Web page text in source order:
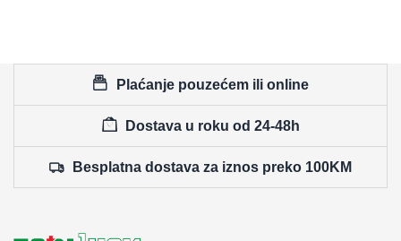
Plaćanje pouzećem ili online
Dostava u roku od 24-48h
Besplatna dostava za iznos preko 100KM